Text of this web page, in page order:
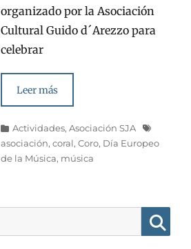
organizado por la Asociación
Cultural Guido d´Arezzo para
celebrar
Leer más
Categorías
Actividades,Asociación SJA
Etiquetas
asociación,coral,Coro, Día Europeo
de la Música, música